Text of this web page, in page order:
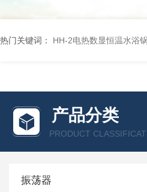
热门关键词： HH-2电热数显恒温水浴
产品分类
PRODUCT
振荡器